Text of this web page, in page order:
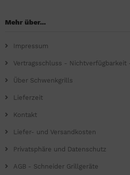
Mehr über...
Impressum
Vertragsschluss -
Über Schwenkgrills
Lieferzeit
Kontakt
Liefer- und Versandkosten
Privatsphäre und Datenschutz
AGB - Schneider Grillgeräte